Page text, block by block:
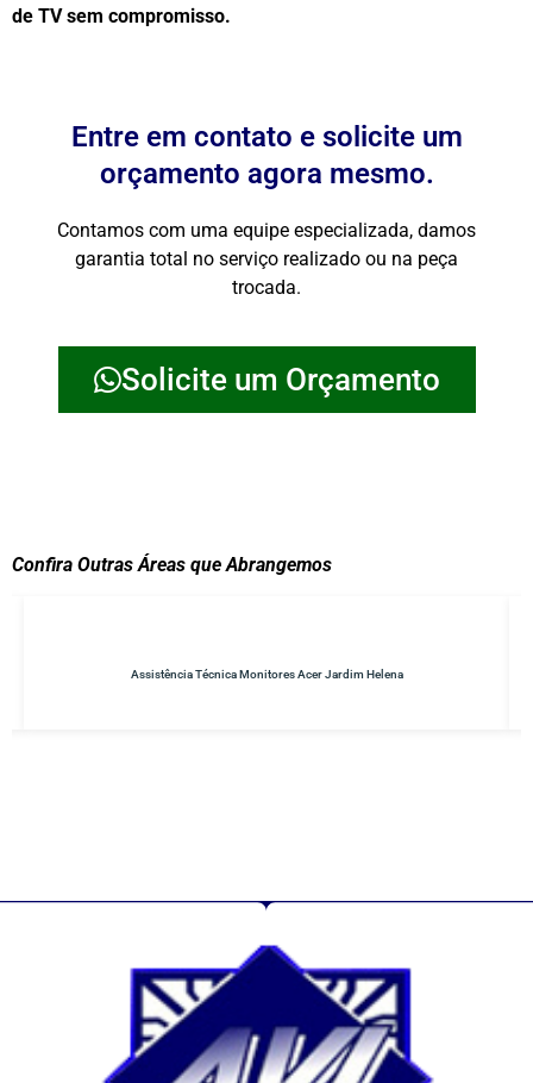
de TV sem compromisso.
Entre em contato e solicite um
orçamento agora mesmo.
Contamos com uma equipe especializada, damos
garantia total no serviço realizado ou na peça
trocada.
Solicite um Orçamento
Confira Outras Áreas que Abrangemos
Assistência Técnica Monitores Acer Jardim Helena